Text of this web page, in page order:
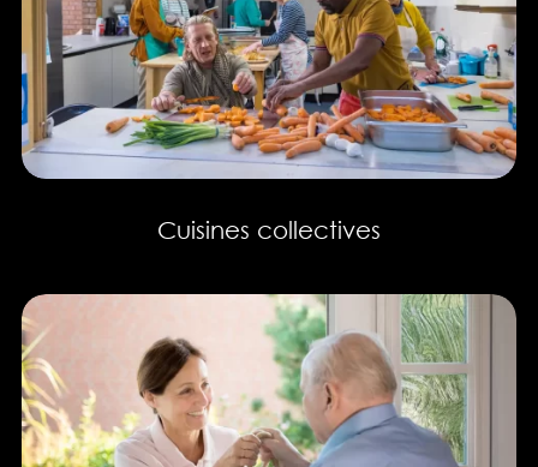
Cuisines collectives